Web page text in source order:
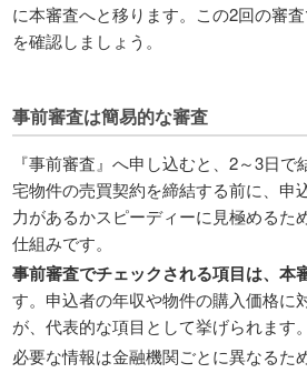
に本審査へと移ります。この2回の審
を確認しましょう。
事前審査は簡易的な審査
『事前審査』へ申し込むと、2～3日
宅物件の売買契約を締結する前に、申
力があるかスピーディーに見極めるた
仕組みです。
事前審査でチェックされる項目は、本
す。申込者の年収や物件の購入価格に
が、代表的な項目として挙げられます。
必要な情報は金融機関ごとに異なるた